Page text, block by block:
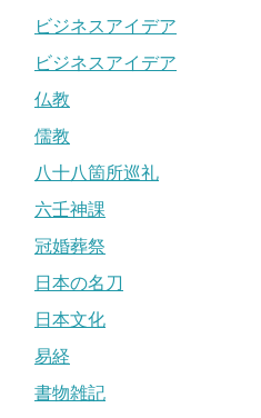
ビジネスアイデア
ビジネスアイデア
仏教
儒教
八十八箇所巡礼
六壬神課
冠婚葬祭
日本の名刀
日本文化
易経
書物雑記